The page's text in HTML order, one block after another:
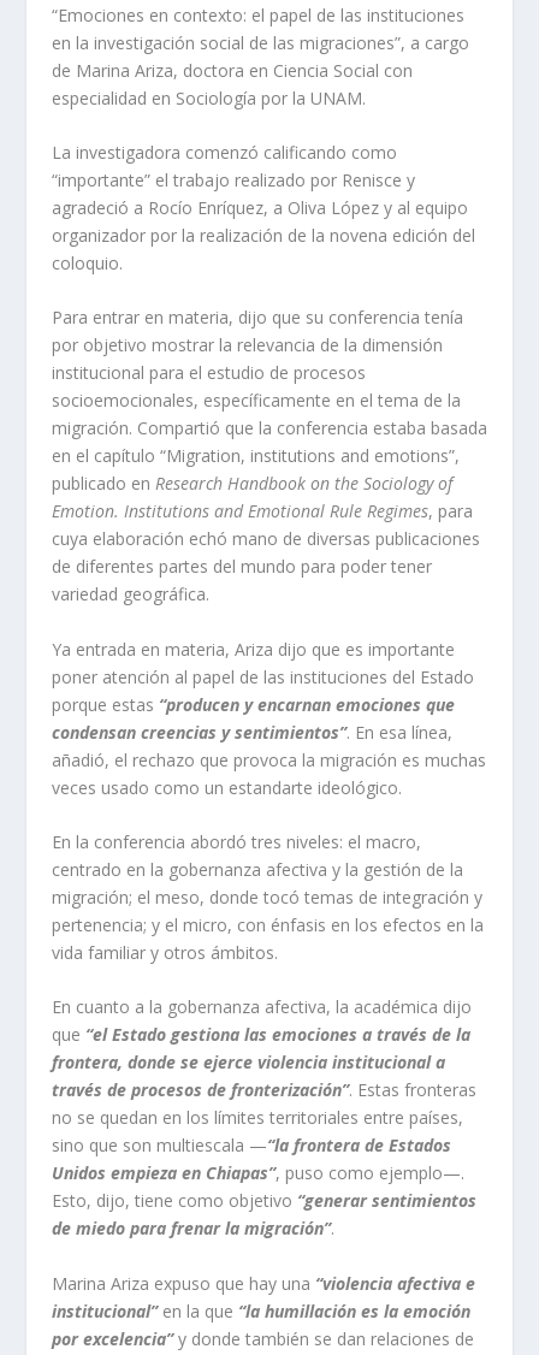
“Emociones en contexto: el papel de las instituciones
en la investigación social de las migraciones”, a cargo
de Marina Ariza, doctora en Ciencia Social con
especialidad en Sociología por la UNAM.
La investigadora comenzó calificando como
“importante” el trabajo realizado por Renisce y
agradeció a Rocío Enríquez, a Oliva López y al equipo
organizador por la realización de la novena edición del
coloquio.
Para entrar en materia, dijo que su conferencia tenía
por objetivo mostrar la relevancia de la dimensión
institucional para el estudio de procesos
socioemocionales, específicamente en el tema de la
migración. Compartió que la conferencia estaba basada
en el capítulo “Migration, institutions and emotions”,
publicado en Research Handbook on the Sociology of
Emotion. Institutions and Emotional Rule Regimes, para
cuya elaboración echó mano de diversas publicaciones
de diferentes partes del mundo para poder tener
variedad geográfica.
Ya entrada en materia, Ariza dijo que es importante
poner atención al papel de las instituciones del Estado
porque estas “producen y encarnan emociones que
condensan creencias y sentimientos”. En esa línea,
añadió, el rechazo que provoca la migración es muchas
veces usado como un estandarte ideológico.
En la conferencia abordó tres niveles: el macro,
centrado en la gobernanza afectiva y la gestión de la
migración; el meso, donde tocó temas de integración y
pertenencia; y el micro, con énfasis en los efectos en la
vida familiar y otros ámbitos.
En cuanto a la gobernanza afectiva, la académica dijo
que “el Estado gestiona las emociones a través de la
frontera, donde se ejerce violencia institucional a
través de procesos de fronterización”. Estas fronteras
no se quedan en los límites territoriales entre países,
sino que son multiescala —“la frontera de Estados
Unidos empieza en Chiapas”, puso como ejemplo—.
Esto, dijo, tiene como objetivo “generar sentimientos
de miedo para frenar la migración”.
Marina Ariza expuso que hay una “violencia afectiva e
institucional” en la que “la humillación es la emoción
por excelencia” y donde también se dan relaciones de